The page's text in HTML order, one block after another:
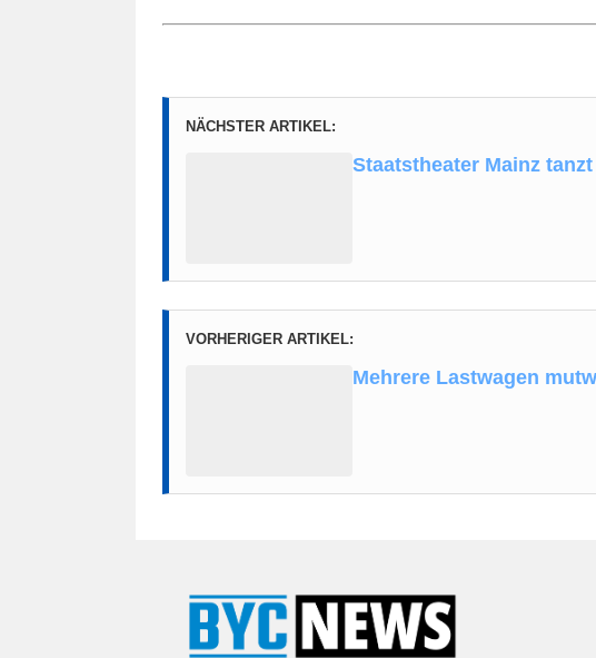
NÄCHSTER ARTIKEL:
Staatstheater Mainz
VORHERIGER ARTIKEL:
Mehrere Lastwagen